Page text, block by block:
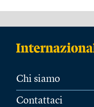
Chi siamo
Contattaci